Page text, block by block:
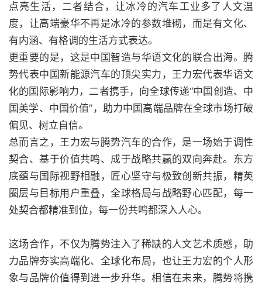
点亮生活，二者结合，让冰冷的汽车工业多了人文温
度，让高端豪华不再是冰冷的参数堆砌，而是有文化、
有内涵、有格调的生活方式表达。
更重要的是，这是中国智造与华语文化的联合出海。腾
势代表中国新能源汽车的顶尖实力，王力宏代表华语文
化的国际影响力，二者携手，向全球传递“中国创造、中
国美学、中国价值”，助力中国高端品牌在全球市场打破
偏见、树立自信。
总而言之，王力宏与腾势汽车的合作，是一场始于调性
契合、基于价值共鸣、成于战略共赢的双向奔赴。东方
底蕴与国际视野相融，匠心坚守与极致创新共振，精英
圈层与目标用户重叠，全球格局与战略野心匹配，每一
处契合都精准到位，每一份共鸣都深入人心。
这场合作，不仅为腾势注入了稀缺的人文艺术质感，助
力品牌夯实高端化、全球化布局，也让王力宏的个人形
象与品牌价值得到进一步升华。相信在未来，腾势将携